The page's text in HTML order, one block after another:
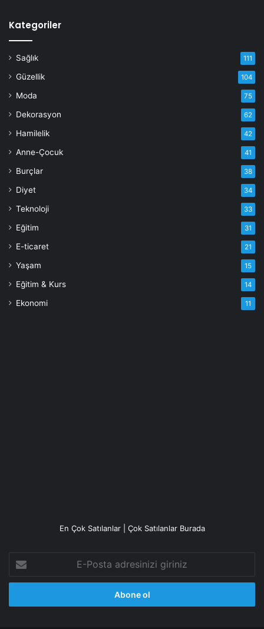
Kategoriler
Sağlık 111
Güzellik 104
Moda 75
Dekorasyon 62
Hamilelik 42
Anne-Çocuk 41
Burçlar 38
Diyet 34
Teknoloji 33
Eğitim 31
E-ticaret 21
Yaşam 15
Eğitim & Kurs 14
Ekonomi 11
En Çok Satılanlar | Çok Satılanlar Burada
Posta
adresinizi